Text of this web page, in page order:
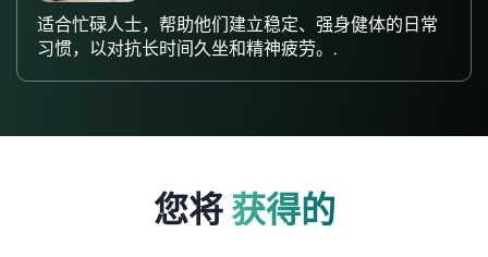
适合忙碌人士，帮助他们建立稳定、强身健体的日常
习惯，以对抗长时间久坐和精神疲劳。.
您将 获得的